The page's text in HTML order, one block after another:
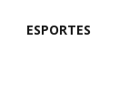
ESPORTES